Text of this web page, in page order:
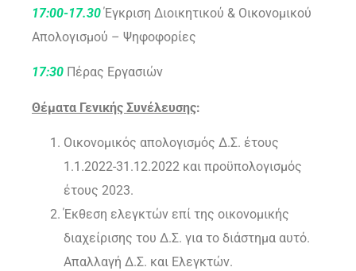
17:00-17.30Έγκριση Διοικητικού & Οικονομικού
Απολογισμού – Ψηφοφορίες
17:30 Πέρας Εργασιών
Θέματα Γενικής Συνέλευσης:
Οικονομικός απολογισμός Δ.Σ. έτους
1.1.2022-31.12.2022 και προϋπολογισμός
έτους 2023.
Έκθεση ελεγκτών επί της οικονομικής
διαχείρισης του Δ.Σ. για το διάστημα αυτό.
Απαλλαγή Δ.Σ. και Ελεγκτών.